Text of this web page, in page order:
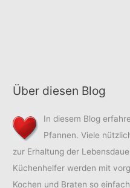
Über diesen Blog
In diesem Blog
Pfannen. Viele
zur Erhaltung der
Küchenhelfer werden mit
Kochen und Braten so